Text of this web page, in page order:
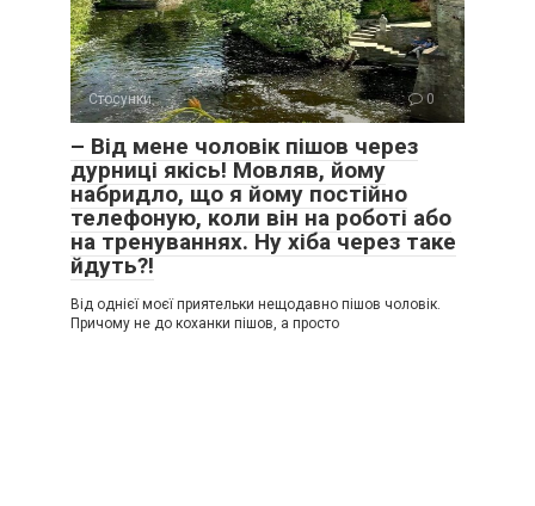
Стосунки 0
– Від мене чоловік пішов через
дурниці якісь! Мовляв, йому
набридло, що я йому постійно
телефоную, коли він на роботі або
на тренуваннях. Ну хіба через таке
йдуть?!
Від однієї моєї приятельки нещодавно пішов чоловік.
Причому не до коханки пішов, а просто